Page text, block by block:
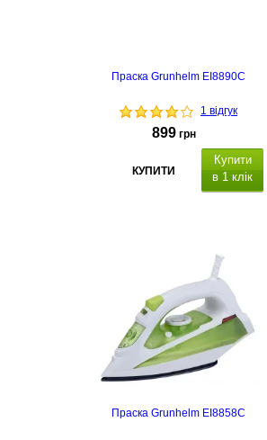
Праска Grunhelm EI8890C
1 відгук
899 грн
КУПИТИ
Купити
в 1 клік
Праска Grunhelm EI8858C